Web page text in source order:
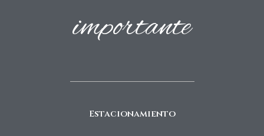
importante
Estacionamiento